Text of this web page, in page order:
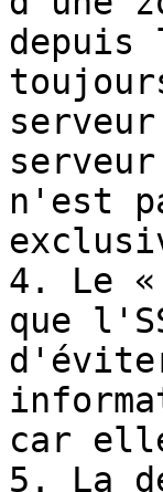
depuis
n'est
4. Le «
que
car
5. La